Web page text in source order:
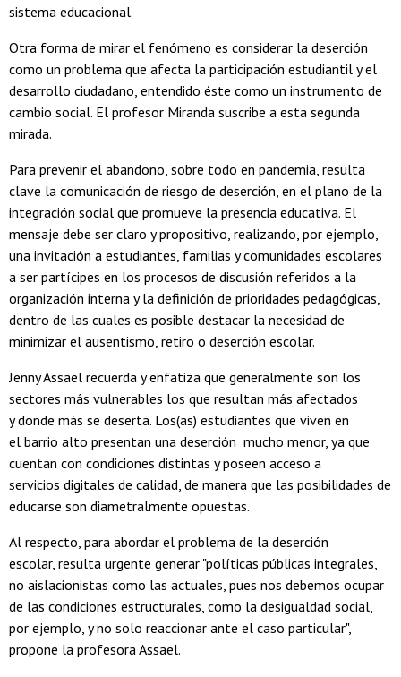
sistema educacional.
Otra forma de mirar el fenómeno es considerar la deserción
como un problema que afecta la participación estudiantil y el
desarrollo ciudadano, entendido éste como un instrumento de
cambio social. El profesor Miranda suscribe a esta segunda
mirada.
Para prevenir el abandono, sobre todo en pandemia, resulta
clave la comunicación de riesgo de deserción, en el plano de la
integración social que promueve la presencia educativa. El
mensaje debe ser claro y propositivo, realizando, por ejemplo,
una invitación a estudiantes, familias y comunidades escolares
a ser partícipes en los procesos de discusión referidos a la
organización interna y la definición de prioridades pedagógicas,
dentro de las cuales es posible destacar la necesidad de
minimizar el ausentismo, retiro o deserción escolar.
Jenny Assael recuerda y enfatiza que generalmente son los
sectores más vulnerables los que resultan más afectados
y donde más se deserta. Los(as) estudiantes que viven en
el barrio alto presentan una deserción mucho menor, ya que
cuentan con condiciones distintas y poseen acceso a
servicios digitales de calidad, de manera que las posibilidades de
educarse son diametralmente opuestas.
Al respecto, para abordar el problema de la deserción
escolar, resulta urgente generar "políticas públicas integrales,
no aislacionistas como las actuales, pues nos debemos ocupar
de las condiciones estructurales, como la desigualdad social,
por ejemplo, y no solo reaccionar ante el caso particular",
propone la profesora Assael.